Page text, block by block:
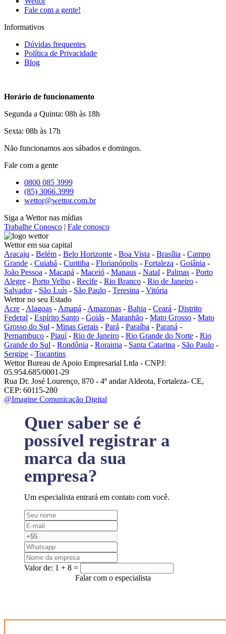
Fale com a gente!
Informativos
Dúvidas frequentes
Política de Privacidade
Blog
Horário de funcionamento
Segunda a Quinta: 08h às 18h
Sexta: 08h às 17h
Não funcionamos aos sábados e domingos.
Fale com a gente
0800 085 3999
(85) 3066.3999
wettor@wettor.com.br
Siga a Wettor nas mídias
Trabalhe Conosco | Fale conosco
Wettor em sua capital
Aracaju - Belém - Belo Horizonte - Boa Vista - Brasília - Campo
Grande - Cuiabá - Curitiba - Florianópolis - Fortaleza - Goiânia -
João Pessoa - Macapá - Maceió - Manaus - Natal - Palmas - Porto
Alegre - Porto Velho - Recife - Rio Branco - Rio de Janeiro -
Salvador- São Luís - São Paulo - Teresina - Vitória
Wettor no seu Estado
Acre - Alagoas - Amapá - Amazonas - Bahia - Ceará - Distrito
Federal - Espírito Santo - Goiás - Maranhão - Mato Grosso - Mato
Grosso do Sul - Minas Gerais - Pará - Paraíba - Paraná -
Pernambuco - Piauí- Rio de Janeiro - Rio Grande do Norte - Rio
Grande do Sul - Rondônia - Roraima - Santa Catarina - São Paulo -
Sergipe - Tocantins
Wettor Bureau de Apoio Empresarial Ltda - CNPJ:
05.954.685/0001-29
Rua Dr. José Lourenço, 870 - 4º andar Aldeota, Fortaleza- CE,
CEP: 60115-280
@Imagine Comunicação Digital
Quer saber se é
possível registrar a
marca da sua
empresa?
Um especialista entrará em contato com você.
Valor de: 1 + 8 =
Falar com o especialista